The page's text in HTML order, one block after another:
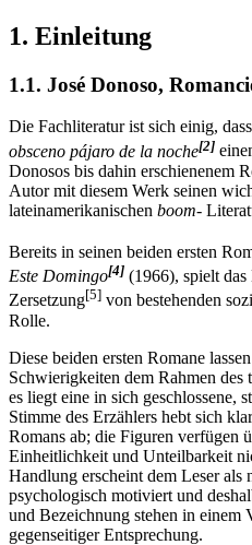
1. Einleitung
1.1. José Donoso,
Die Fachliteratur ist sich einig,
obsceno pájaro de la noche[2]
Donosos bis dahin erschienenem
Autor mit diesem Werk seinen
lateinamerikanischen boom-
Bereits in seinen beiden ersten
Este Domingo[4] (1966), spielt
Zersetzung[5] von bestehenden
Rolle.
Diese beiden ersten Romane
Schwierigkeiten dem Rahmen
es liegt eine in sich geschlossene,
Stimme des Erzählers hebt sich
Romans ab; die Figuren verfügen
Einheitlichkeit und Unteilbarkeit
Handlung erscheint dem Leser als
psychologisch motiviert und
und Bezeichnung stehen in einem
gegenseitiger Entsprechung.